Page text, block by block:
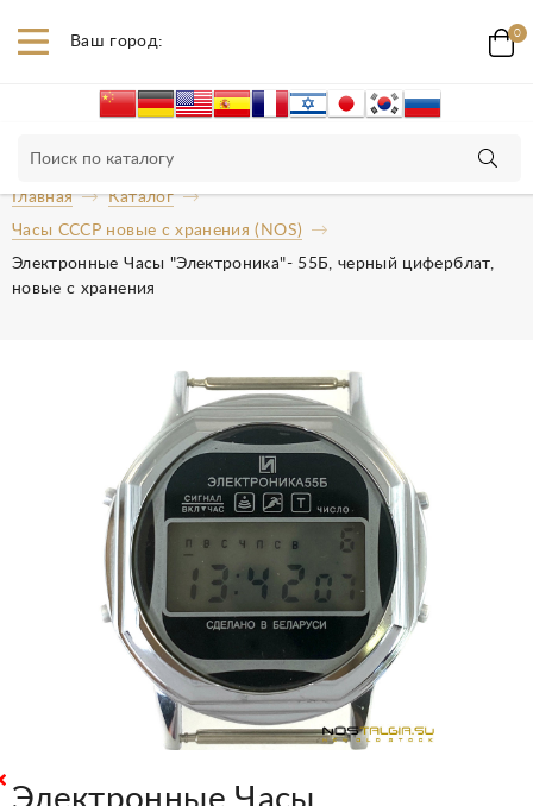
Ваш город: 0
Главная
Каталог
Часы СССР новые с хранения (NOS)
Электронные Часы "Электроника"- 55Б, черный циферблат,
новые с хранения
Электронные Часы